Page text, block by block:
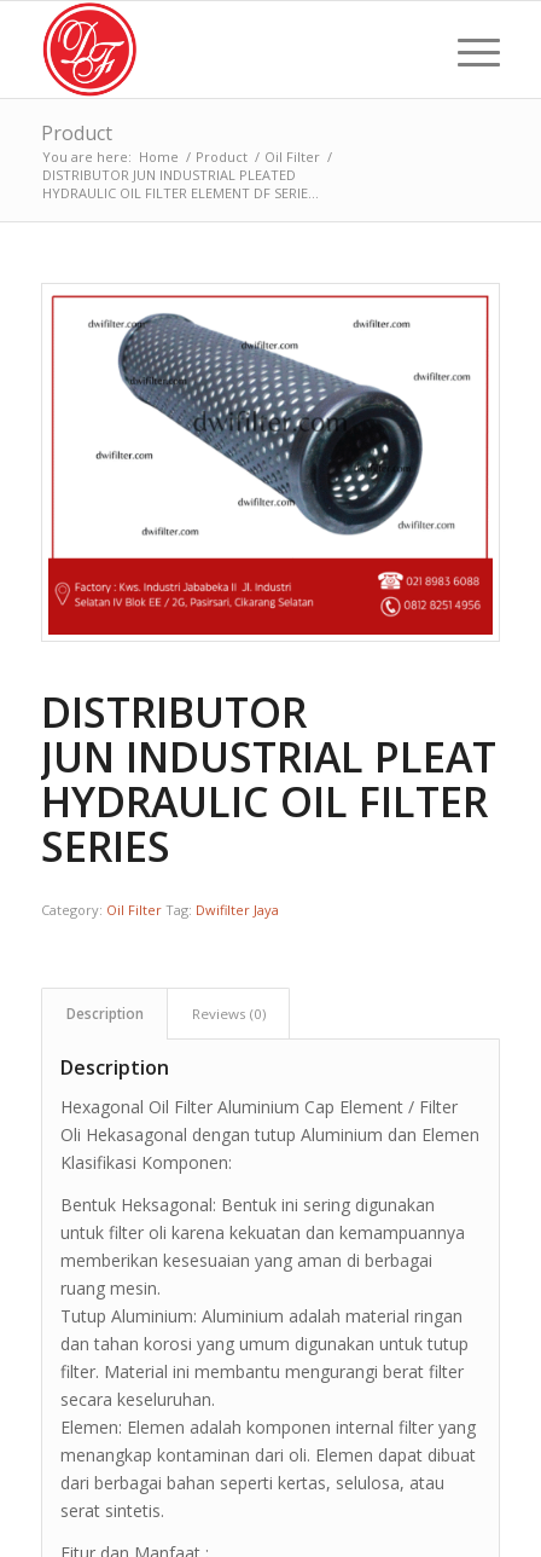
Product
You are here: Home / Product / Oil Filter /
DISTRIBUTOR JUN INDUSTRIAL PLEATED
HYDRAULIC OIL FILTER ELEMENT DF SERIE...
DISTRIBUTOR
JUN INDUSTRIAL
HYDRAULIC OIL FILTER
SERIES
Category: Oil Filter Tag: Dwifilter Jaya
Description Reviews (0)
Description
Hexagonal Oil Filter Aluminium Cap Element / Filter
Oli Hekasagonal dengan tutup Aluminium dan Elemen
Klasifikasi Komponen:
Bentuk Heksagonal: Bentuk ini sering digunakan
untuk filter oli karena kekuatan dan kemampuannya
memberikan kesesuaian yang aman di berbagai
ruang mesin.
Tutup Aluminium: Aluminium adalah material ringan
dan tahan korosi yang umum digunakan untuk tutup
filter. Material ini membantu mengurangi berat filter
secara keseluruhan.
Elemen: Elemen adalah komponen internal filter yang
menangkap kontaminan dari oli. Elemen dapat dibuat
dari berbagai bahan seperti kertas, selulosa, atau
serat sintetis.